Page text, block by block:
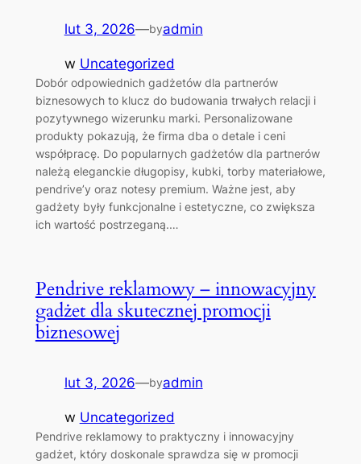
lut 3, 2026—byadmin
w Uncategorized
Dobór odpowiednich gadżetów dla partnerów
biznesowych to klucz do budowania trwałych relacji i
pozytywnego wizerunku marki. Personalizowane
produkty pokazują, że firma dba o detale i ceni
współpracę. Do popularnych gadżetów dla partnerów
należą eleganckie długopisy, kubki, torby materiałowe,
pendrive’y oraz notesy premium. Ważne jest, aby
gadżety były funkcjonalne i estetyczne, co zwiększa
ich wartość postrzeganą.…
Pendrive reklamowy – innowacyjny
gadżet dla skutecznej promocji
biznesowej
lut 3, 2026—byadmin
w Uncategorized
Pendrive reklamowy to praktyczny i innowacyjny
gadżet, który doskonale sprawdza się w promocji